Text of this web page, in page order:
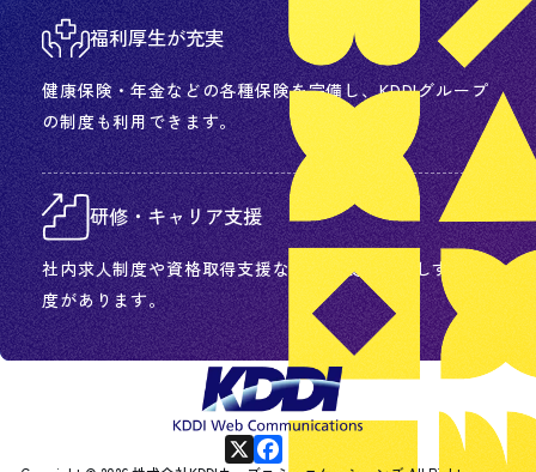
福利厚生が充実
健康保険・年金などの各種保険を完備し、KDDIグループ
の制度も利用できます。
研修・キャリア支援
社内求人制度や資格取得支援など、成長を後押しする制
度があります。